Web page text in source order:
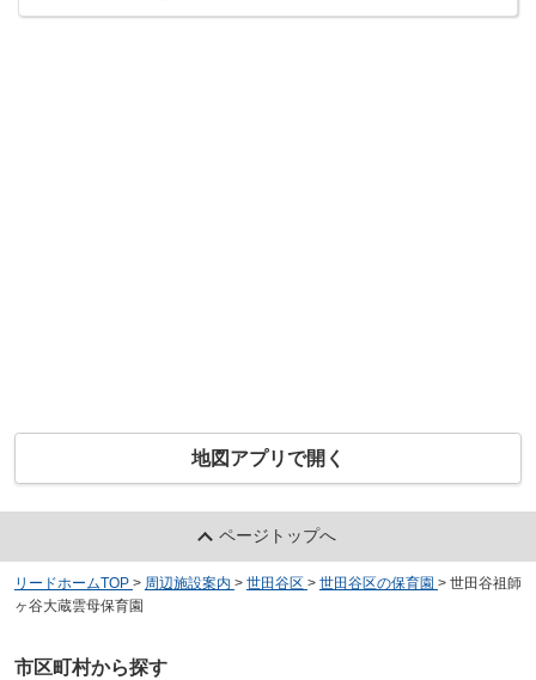
地図アプリで開く
ページトップへ
リードホームTOP > 周辺施設案内 > 世田谷区 > 世田谷区の保育園 > 世田谷祖師
ヶ谷大蔵雲母保育園
市区町村から探す